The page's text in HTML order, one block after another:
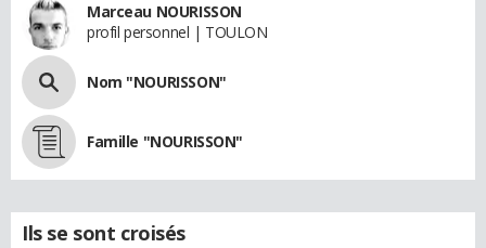
Marceau NOURISSON
profil personnel | TOULON
Nom "NOURISSON"
Famille "NOURISSON"
Ils se sont croisés